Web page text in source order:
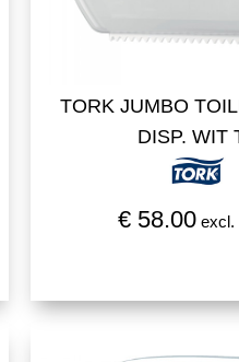
TORK JUMBO
DISP. WIT
€ 58.00 excl.